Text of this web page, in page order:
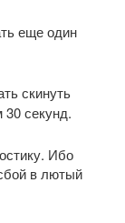
еще один
скинуть
секунд.
Ибо
в лютый